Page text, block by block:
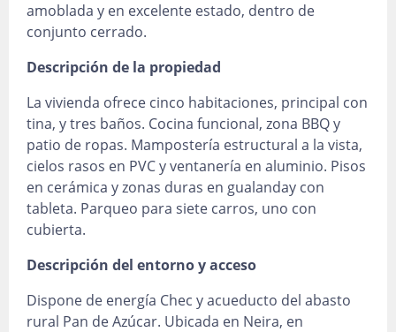
amoblada y en excelente estado, dentro de
conjunto cerrado.
Descripción de la propiedad
La vivienda ofrece cinco habitaciones, principal con
tina, y tres baños. Cocina funcional, zona BBQ y
patio de ropas. Mampostería estructural a la vista,
cielos rasos en PVC y ventanería en aluminio. Pisos
en cerámica y zonas duras en gualanday con
tableta. Parqueo para siete carros, uno con
cubierta.
Descripción del entorno y acceso
Dispone de energía Chec y acueducto del abasto
rural Pan de Azúcar. Ubicada en Neira, en